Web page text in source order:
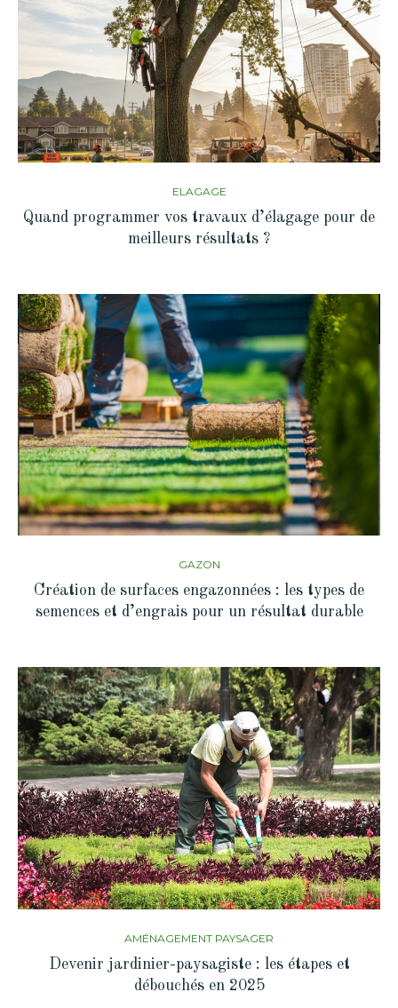
ELAGAGE
Quand programmer vos travaux d’élagage pour de
meilleurs résultats ?
GAZON
Création de surfaces engazonnées : les types de
semences et d’engrais pour un résultat durable
AMÉNAGEMENT PAYSAGER
Devenir jardinier-paysagiste : les étapes et
débouchés en 2025